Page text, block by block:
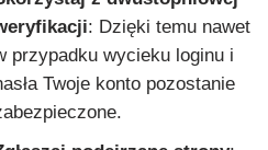
: Dzięki temu nawet
przypadku wycieku loginu i
Twoje konto pozostanie